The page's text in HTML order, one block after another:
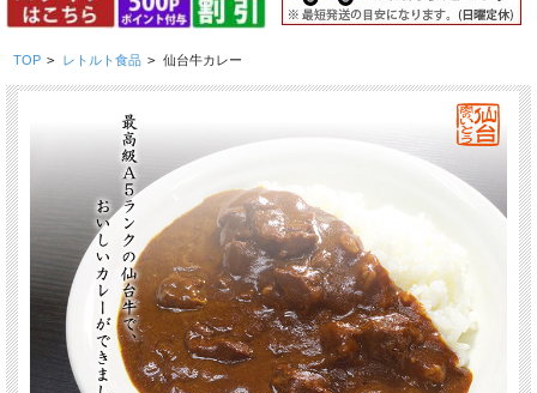
TOP > レトルト食品 > 仙台牛カレー